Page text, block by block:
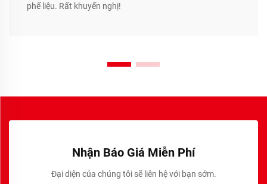
phế liệu. Rất khuyến nghị!
Nhận Báo Giá Miễn Phí
Đại diện của chúng tôi sẽ liên hệ với bạn sớm.